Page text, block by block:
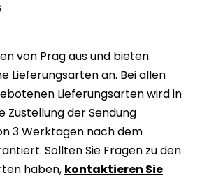
von Prag aus und bieten
Lieferungsarten an. Bei allen
Lieferungsarten wird in
Zustellung der Sendung
3 Werktagen nach dem
Sollten Sie Fragen zu den
haben, kontaktieren Sie